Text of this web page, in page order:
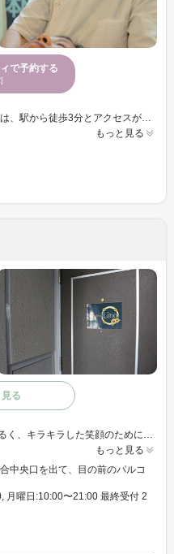
で予約する
「中国長寿気功整体院 調布センター」は、駅から徒歩3分とアクセスが便利で通いやすい◎本場の中国で習得した高い技術と女性の院長ならではの、細かい悩みも改善したいという丁寧な対応で高評価を得ています♪ 店内は白を基調としたシンプルな内装に、カーテンで仕切りをつくることによって個室感覚でゆったりと施術を受けていただけます！丁寧にカウンセリングをし、実際にお客様の状態を見て・触れることにより「お悩みの原因をしっかり見極め」アプローチしていきます☆全身の歪みを改善することで、疲れも取れリフレッシュできます！ 様々な用途に合わせたメニューの中でも「小顔小尻矯正」は小顔・小尻と一緒に肩こりなども改善できる女性が嬉しいコースです☆表面だけでなく、基礎となる骨盤や身体全体を調整し効果を引き出しつつ、リンパの流れを促進し、スッキリとしたラインをつくります♪ 他店で効果が得られなかった方や、身体のお悩みを改善したい方、疲れを取りたい方は、ぜひ一度お試しください！
もっと見る
る
もっと見る
中央口を出て、目の前のパルコ
月曜日:10:00〜21:00 最終受付 2